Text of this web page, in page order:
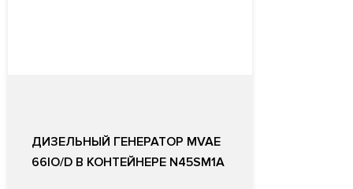
ДИЗЕЛЬНЫЙ ГЕНЕРАТОР MVAE
66IO/D В КОНТЕЙНЕРЕ N45SM1A